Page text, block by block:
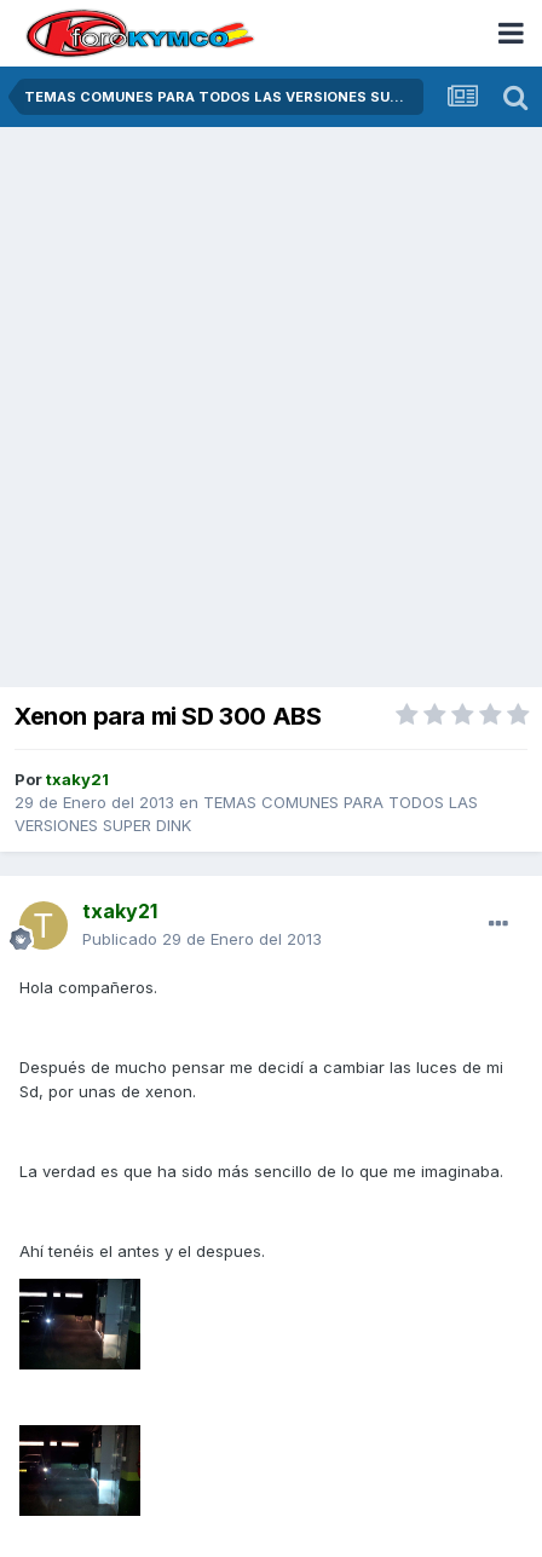
TEMAS COMUNES PARA TODOS LAS VERSIONES SUPER DINK
Xenon para mi SD 300 ABS
Portxaky21
29 de Enero del 2013 en TEMAS COMUNES PARA TODOS LAS
VERSIONES SUPER DINK
txaky21
Publicado 29 de Enero del 2013
Hola compañeros.
Después de mucho pensar me decidí a cambiar las luces de mi
Sd, por unas de xenon.
La verdad es que ha sido más sencillo de lo que me imaginaba.
Ahí tenéis el antes y el despues.